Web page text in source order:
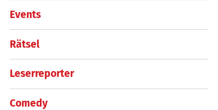
Events
Rätsel
Leserreporter
Comedy